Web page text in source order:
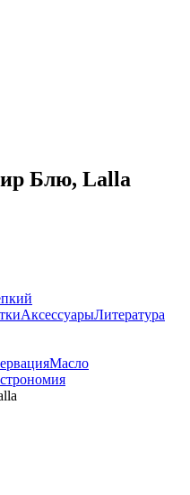
Блю, Lalla
АксессуарыЛитература
Масло